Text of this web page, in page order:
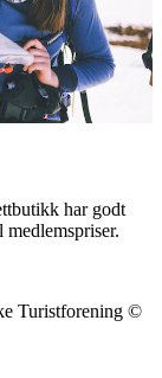
har godt
Turistforening ©